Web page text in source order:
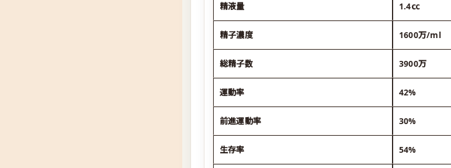
精液量 1.4㏄
精子濃度 1600万/ml
総精子数 3900万
運動率 42%
前進運動率 30%
生存率 54%